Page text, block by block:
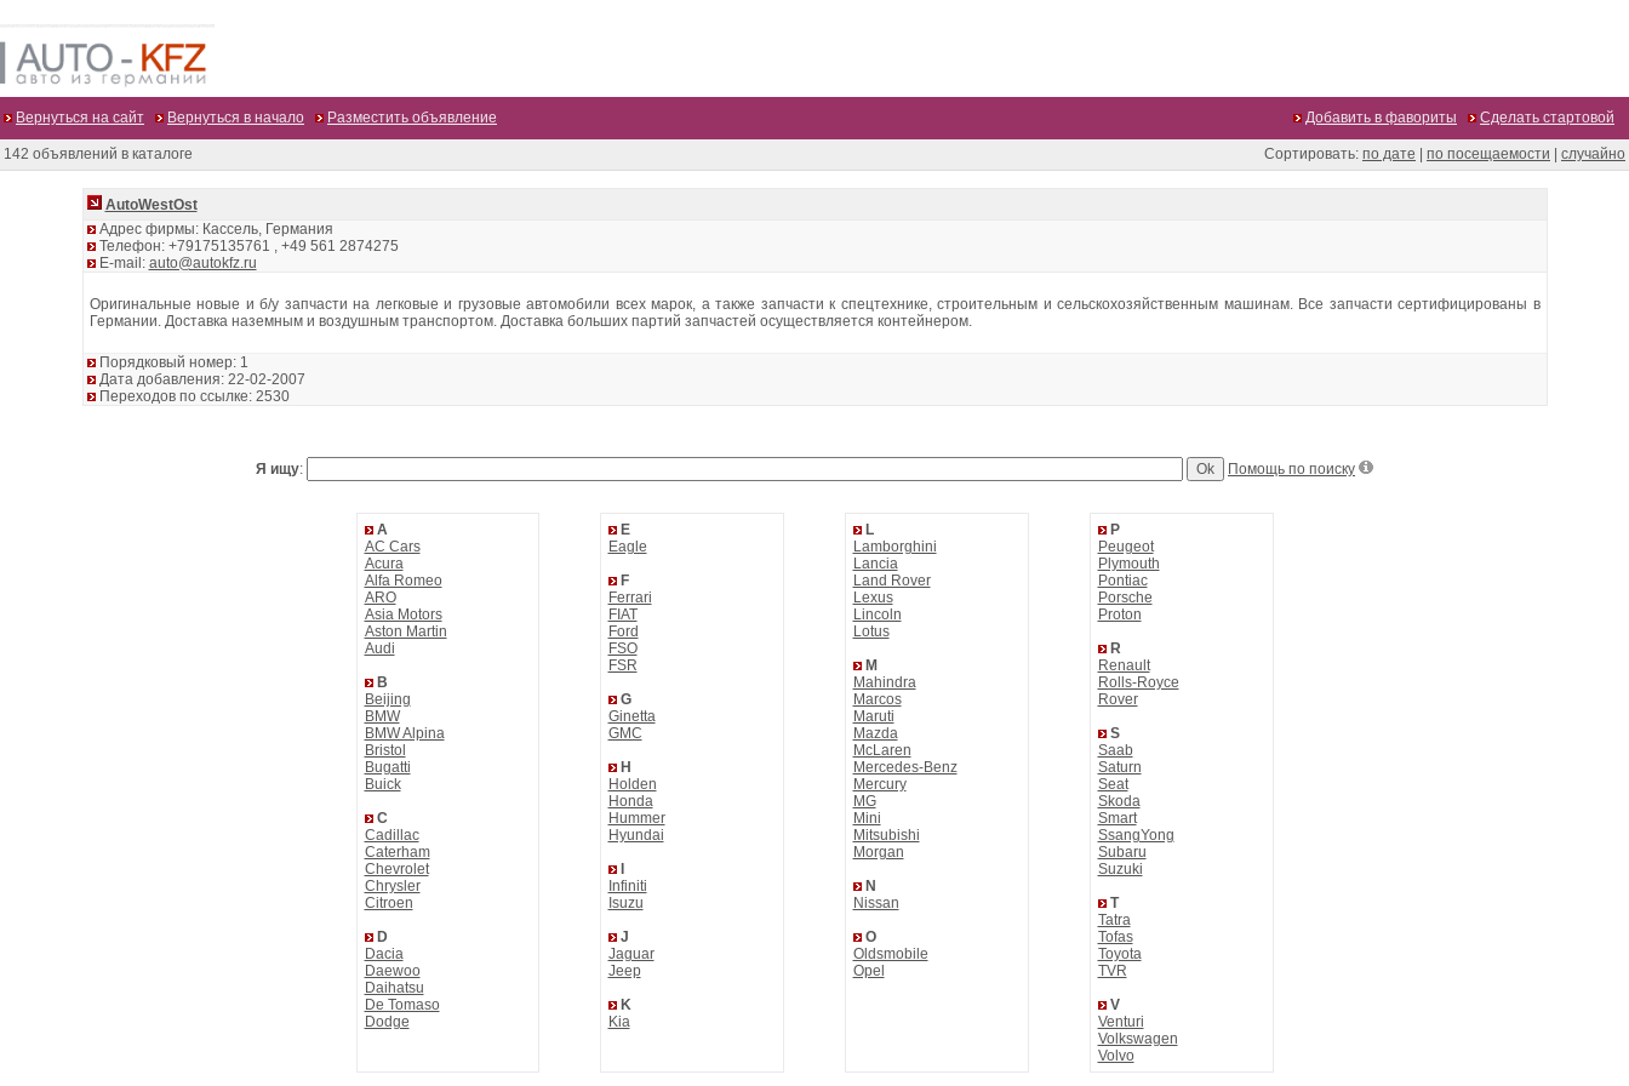
Вернуться на сайт Вернуться в начало Разместить объявление Добавить в фавориты Сделать стартовой
142 объявлений в каталоге Сортировать: по дате по посещаемости случайно
AutоWestOst
Адрес фирмы: Кассель, Германия
Телефон: +79175135761 , +49 561 2874275
E-mail: auto@autokfz.ru
Оригинальные новые и б/у запчасти на легковые и грузовые автомобили всех марок, а также запчасти к спецтехнике, строительным и сельскохозяйственным машинам. Все запчасти сертифицированы в
Германии. Доставка наземным и воздушным транспортом. Доставка больших партий запчастей осуществляется контейнером.
Порядковый номер: 1
Дата добавления: 22-02-2007
Переходов по ссылке: 2530
Я ищу: Помощь по поиску
A
AC Cars
Acura
Alfa Romeo
ARO
Asia Motors
Aston Martin
Audi
B
Beijing
BMW
BMW Alpina
Bristol
Bugatti
Buick
C
Cadillac
Caterham
Chevrolet
Chrysler
Citroen
D
Dacia
Daewoo
Daihatsu
De Tomaso
Dodge
E
Eagle
F
Ferrari
FIAT
Ford
FSO
FSR
G
Ginetta
GMC
H
Holden
Honda
Hummer
Hyundai
Infiniti
Isuzu
J
Jaguar
Jeep
K
Kia
L
Lamborghini
Lancia
Land Rover
Lexus
Lincoln
Lotus
M
Mahindra
Marcos
Maruti
Mazda
McLaren
Mercedes-Benz
Mercury
MG
Mini
Mitsubishi
Morgan
N
Nissan
O
Oldsmobile
Opel
P
Peugeot
Plymouth
Pontiac
Porsche
Proton
R
Renault
Rolls-Royce
Rover
S
Saab
Saturn
Seat
Skoda
Smart
SsangYong
Subaru
Suzuki
T
Tatra
Tofas
Toyota
TVR
V
Venturi
Volkswagen
Volvo